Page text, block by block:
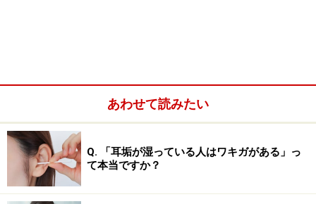
あわせて読みたい
Q. 「耳垢が湿っている人はワキガがある」っ
て本当ですか？